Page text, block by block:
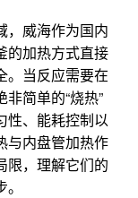
，威海作为国内
的加热方式直接
。当反应需要在
简单的“烧热”
性、能耗控制以
与内盘管加热作
限，理解它们的